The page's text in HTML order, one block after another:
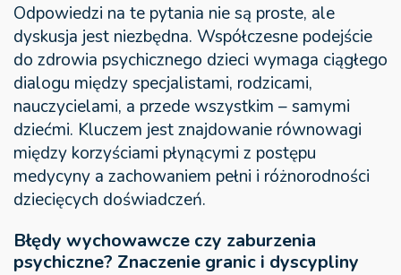
Odpowiedzi na te pytania nie są proste, ale
dyskusja jest niezbędna. Współczesne podejście
do zdrowia psychicznego dzieci wymaga ciągłego
dialogu między specjalistami, rodzicami,
nauczycielami, a przede wszystkim – samymi
dziećmi. Kluczem jest znajdowanie równowagi
między korzyściami płynącymi z postępu
medycyny a zachowaniem pełni i różnorodności
dziecięcych doświadczeń.
Błędy wychowawcze czy zaburzenia
psychiczne? Znaczenie granic i dyscypliny